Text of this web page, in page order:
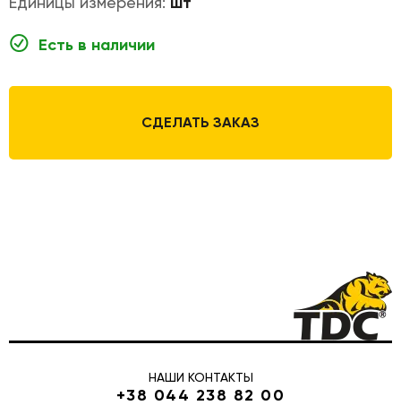
Есть в наличии
СДЕЛАТЬ ЗАКАЗ
НАШИ КОНТАКТЫ
+38 044 238 82 00